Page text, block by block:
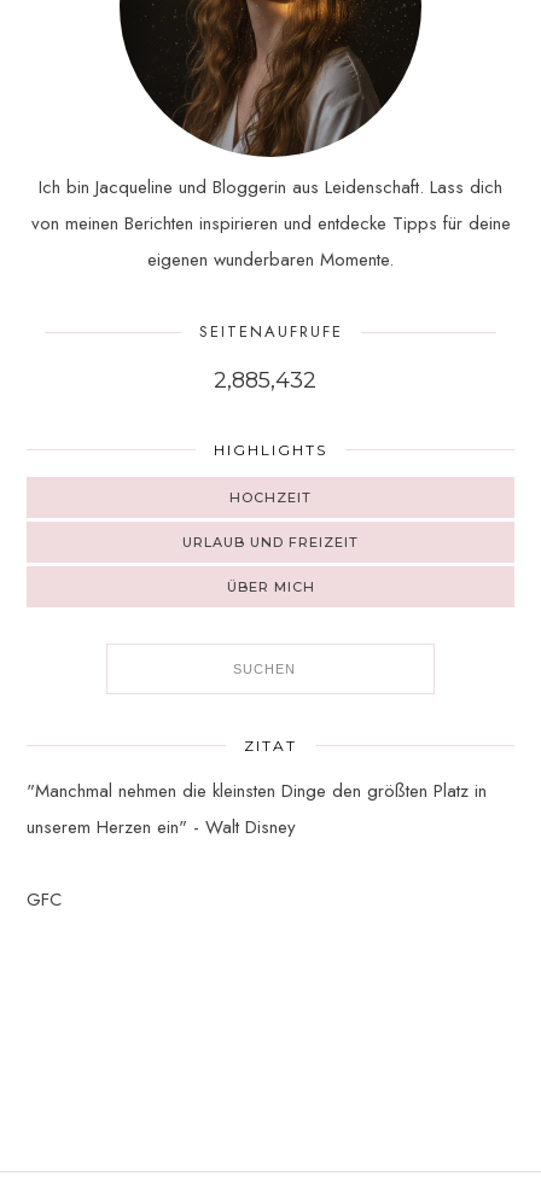
Ich bin Jacqueline und Bloggerin aus Leidenschaft. Lass dich
von meinen Berichten inspirieren und entdecke Tipps für deine
eigenen wunderbaren Momente.
SEITENAUFRUFE
2,885,432
HIGHLIGHTS
HOCHZEIT
URLAUB UND FREIZEIT
ÜBER MICH
ZITAT
"Manchmal nehmen die kleinsten Dinge den größten Platz in
unserem Herzen ein" - Walt Disney
GFC